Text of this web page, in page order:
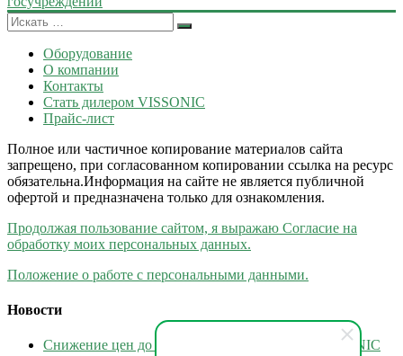
Оборудование
О компании
Контакты
Стать дилером VISSONIC
Прайс-лист
Полное или частичное копирование материалов сайта
запрещено, при согласованном копировании ссылка на ресурс
обязательна.Информация на сайте не является публичной
офертой и предназначена только для ознакомления.
Продолжая пользование сайтом, я выражаю Согласие на
обработку моих персональных данных.
Положение о работе с персональными данными.
Новости
Снижение цен до 30% на всю коммутацию VISSONIC